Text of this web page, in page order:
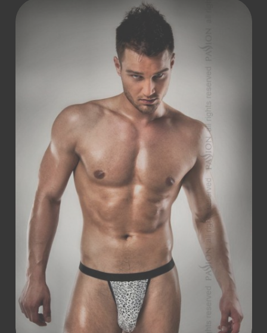
ДОДАТИ В
КОШИК